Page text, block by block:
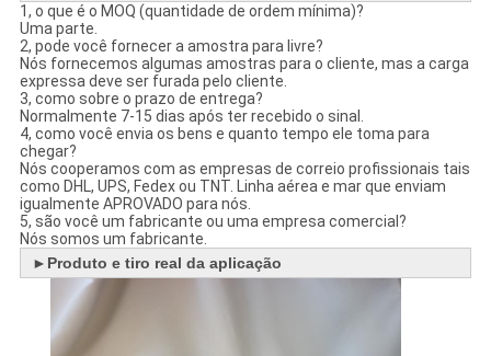
1, o que é o MOQ (quantidade de ordem mínima)?
Uma parte.
2, pode você fornecer a amostra para livre?
Nós fornecemos algumas amostras para o cliente, mas a carga
expressa deve ser furada pelo cliente.
3, como sobre o prazo de entrega?
Normalmente 7-15 dias após ter recebido o sinal.
4, como você envia os bens e quanto tempo ele toma para
chegar?
Nós cooperamos com as empresas de correio profissionais tais
como DHL, UPS, Fedex ou TNT. Linha aérea e mar que enviam
igualmente APROVADO para nós.
5, são você um fabricante ou uma empresa comercial?
Nós somos um fabricante.
► Produto e tiro real da aplicação